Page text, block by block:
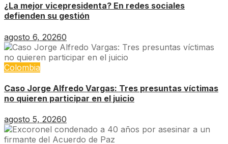
¿La mejor vicepresidenta? En redes sociales
defienden su gestión
agosto 6, 20260
Colombia
Caso Jorge Alfredo Vargas: Tres presuntas víctimas
no quieren participar en el juicio
agosto 5, 20260